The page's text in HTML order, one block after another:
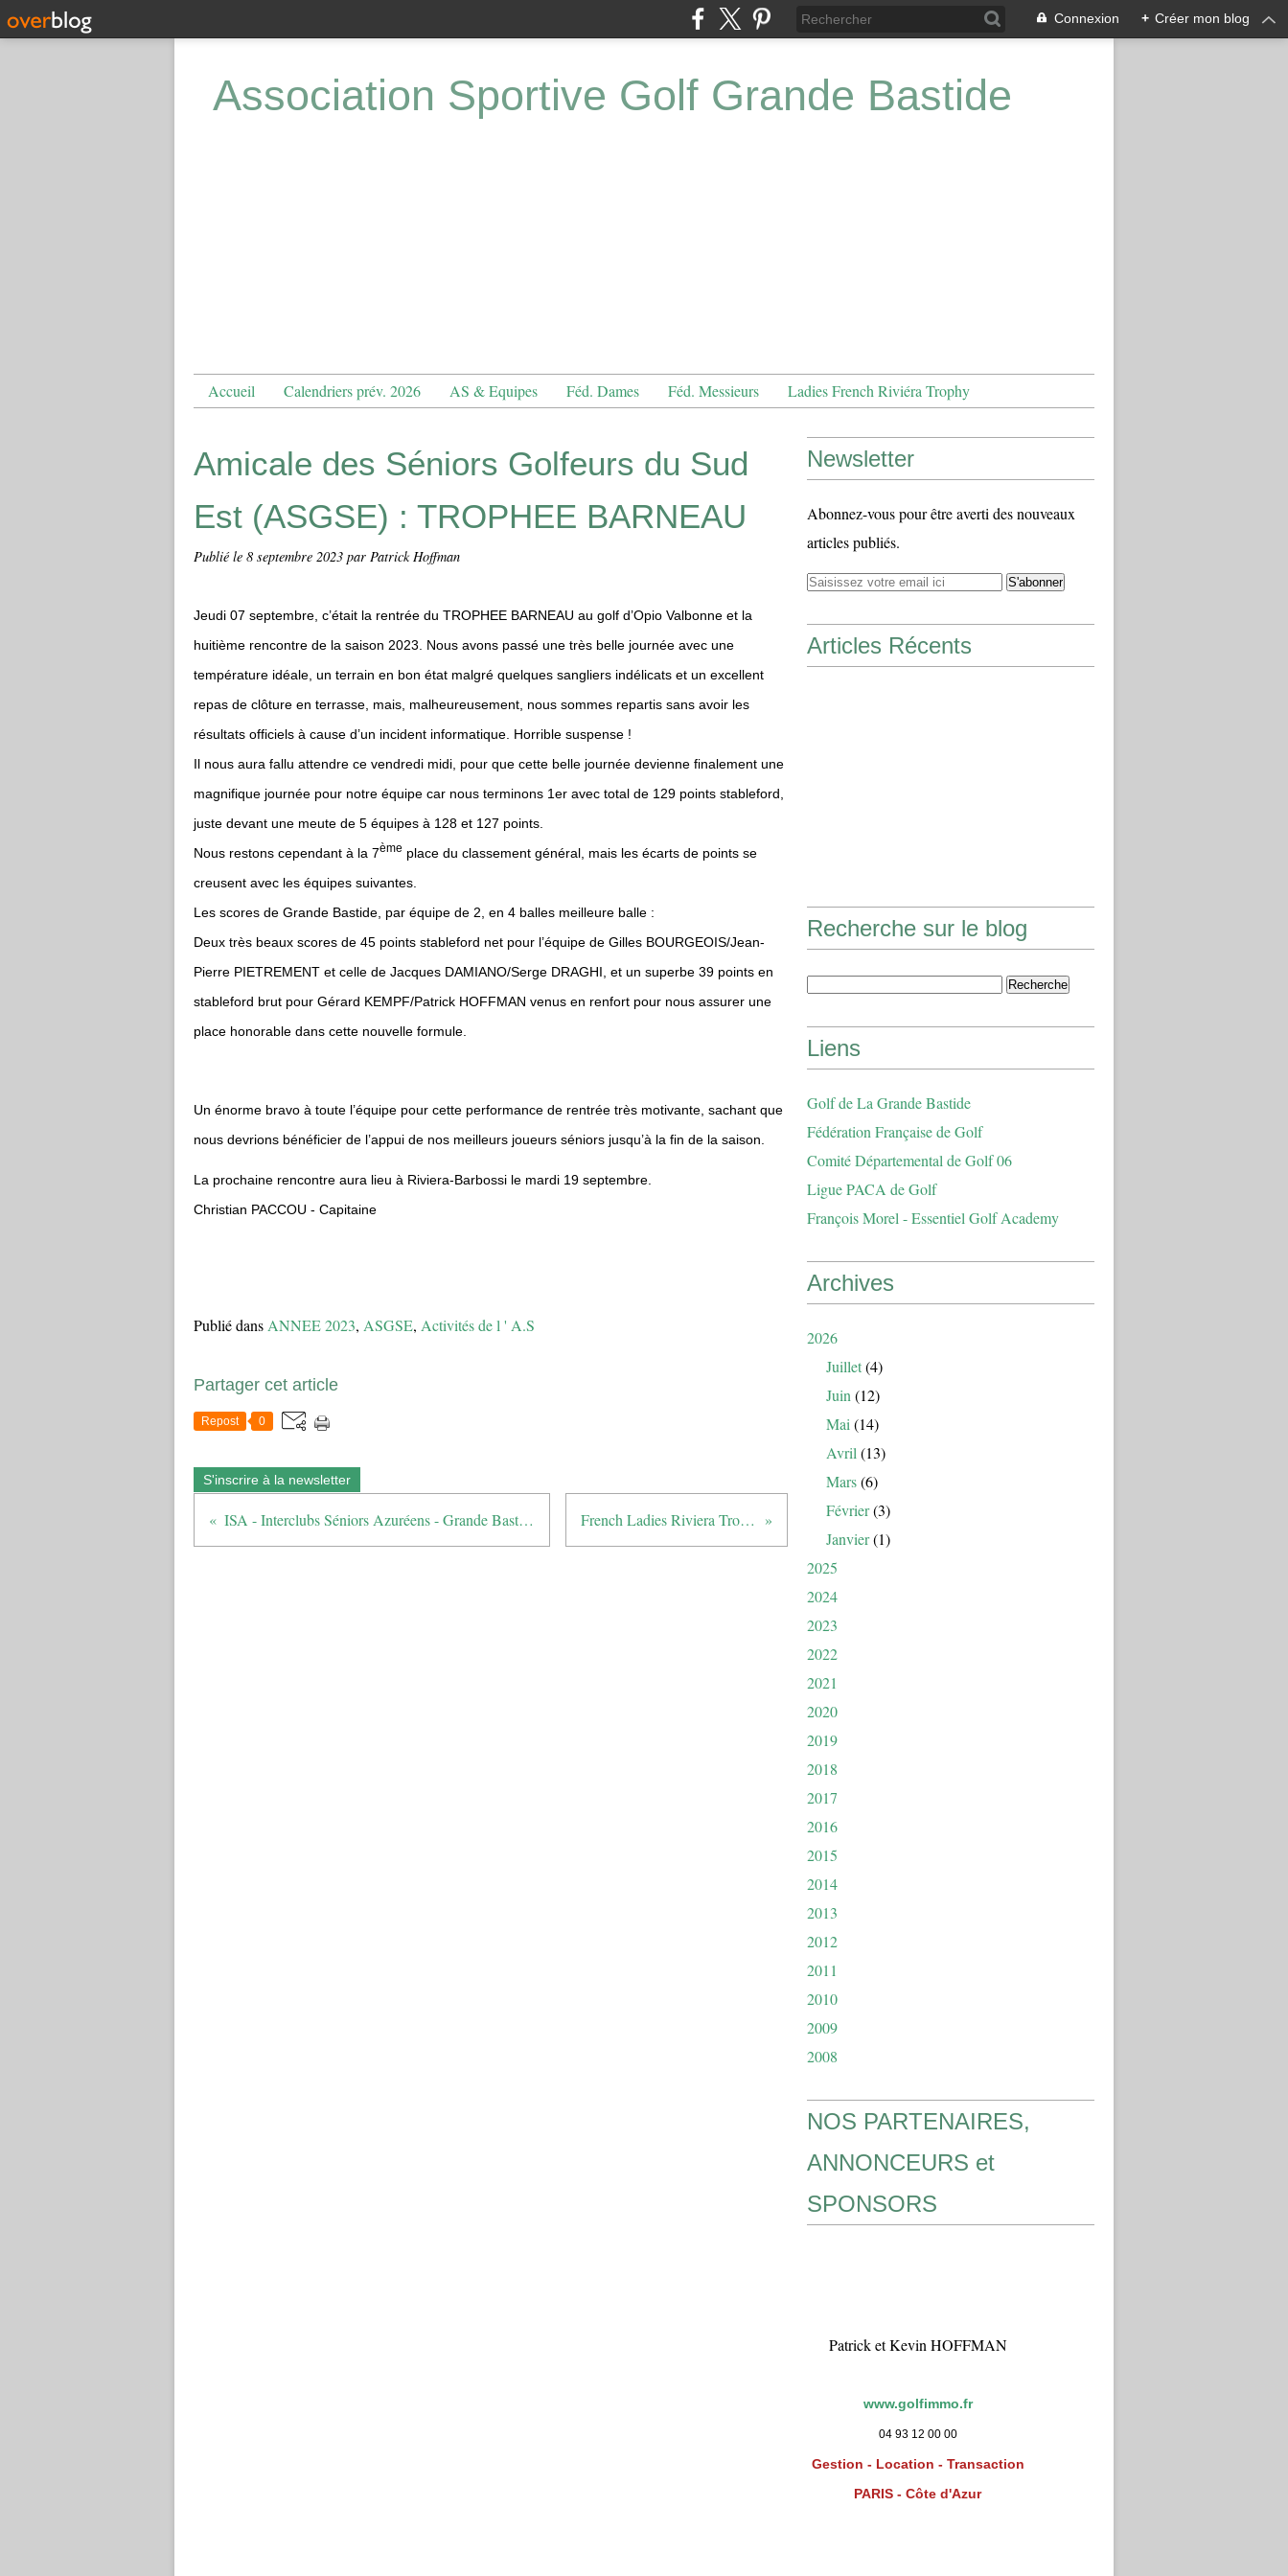
Connexion + Créer mon blog
Association Sportive Golf Grande Bastide
Accueil Calendriers prév. 2026 AS & Equipes Féd. Dames Féd. Messieurs Ladies French Riviéra Trophy
Amicale des Séniors Golfeurs du Sud
Est (ASGSE) : TROPHEE BARNEAU
Publié le 8 septembre 2023 par Patrick Hoffman
Jeudi 07 septembre, c’était la rentrée du TROPHEE BARNEAU au golf d’Opio Valbonne et la
huitième rencontre de la saison 2023. Nous avons passé une très belle journée avec une
température idéale, un terrain en bon état malgré quelques sangliers indélicats et un excellent
repas de clôture en terrasse, mais, malheureusement, nous sommes repartis sans avoir les
résultats officiels à cause d’un incident informatique. Horrible suspense !
Il nous aura fallu attendre ce vendredi midi, pour que cette belle journée devienne finalement une
magnifique journée pour notre équipe car nous terminons 1er avec total de 129 points stableford,
juste devant une meute de 5 équipes à 128 et 127 points.
Nous restons cependant à la 7ème place du classement général, mais les écarts de points se
creusent avec les équipes suivantes.
Les scores de Grande Bastide, par équipe de 2, en 4 balles meilleure balle :
Deux très beaux scores de 45 points stableford net pour l’équipe de Gilles BOURGEOIS/Jean-
Pierre PIETREMENT et celle de Jacques DAMIANO/Serge DRAGHI, et un superbe 39 points en
stableford brut pour Gérard KEMPF/Patrick HOFFMAN venus en renfort pour nous assurer une
place honorable dans cette nouvelle formule.
Un énorme bravo à toute l’équipe pour cette performance de rentrée très motivante, sachant que
nous devrions bénéficier de l’appui de nos meilleurs joueurs séniors jusqu’à la fin de la saison.
La prochaine rencontre aura lieu à Riviera-Barbossi le mardi 19 septembre.
Christian PACCOU - Capitaine
Publié dans ANNEE 2023, ASGSE, Activités de l ' A.S
Partager cet article
Repost 0
S'inscrire à la newsletter
ISA - Interclubs Séniors Azuréens - Grande Bastide VS Royal Mougins French Ladies Riviera Trophy - Barbossi
Newsletter
Abonnez-vous pour être averti des nouveaux
articles publiés.
Articles Récents
Recherche sur le blog
Liens
Golf de La Grande Bastide
Fédération Française de Golf
Comité Départemental de Golf 06
Ligue PACA de Golf
François Morel - Essentiel Golf Academy
Archives
2026
Juillet(4)
Juin (12)
Mai (14)
Avril (13)
Mars(6)
Février(3)
Janvier(1)
2025
2024
2023
2022
2021
2020
2019
2018
2017
2016
2015
2014
2013
2012
2011
2010
2009
2008
NOS PARTENAIRES,
ANNONCEURS et
SPONSORS
Patrick et Kevin HOFFMAN
www.golfimmo.fr
04 93 12 00 00
Gestion - Location - Transaction
PARIS - Côte d'Azur